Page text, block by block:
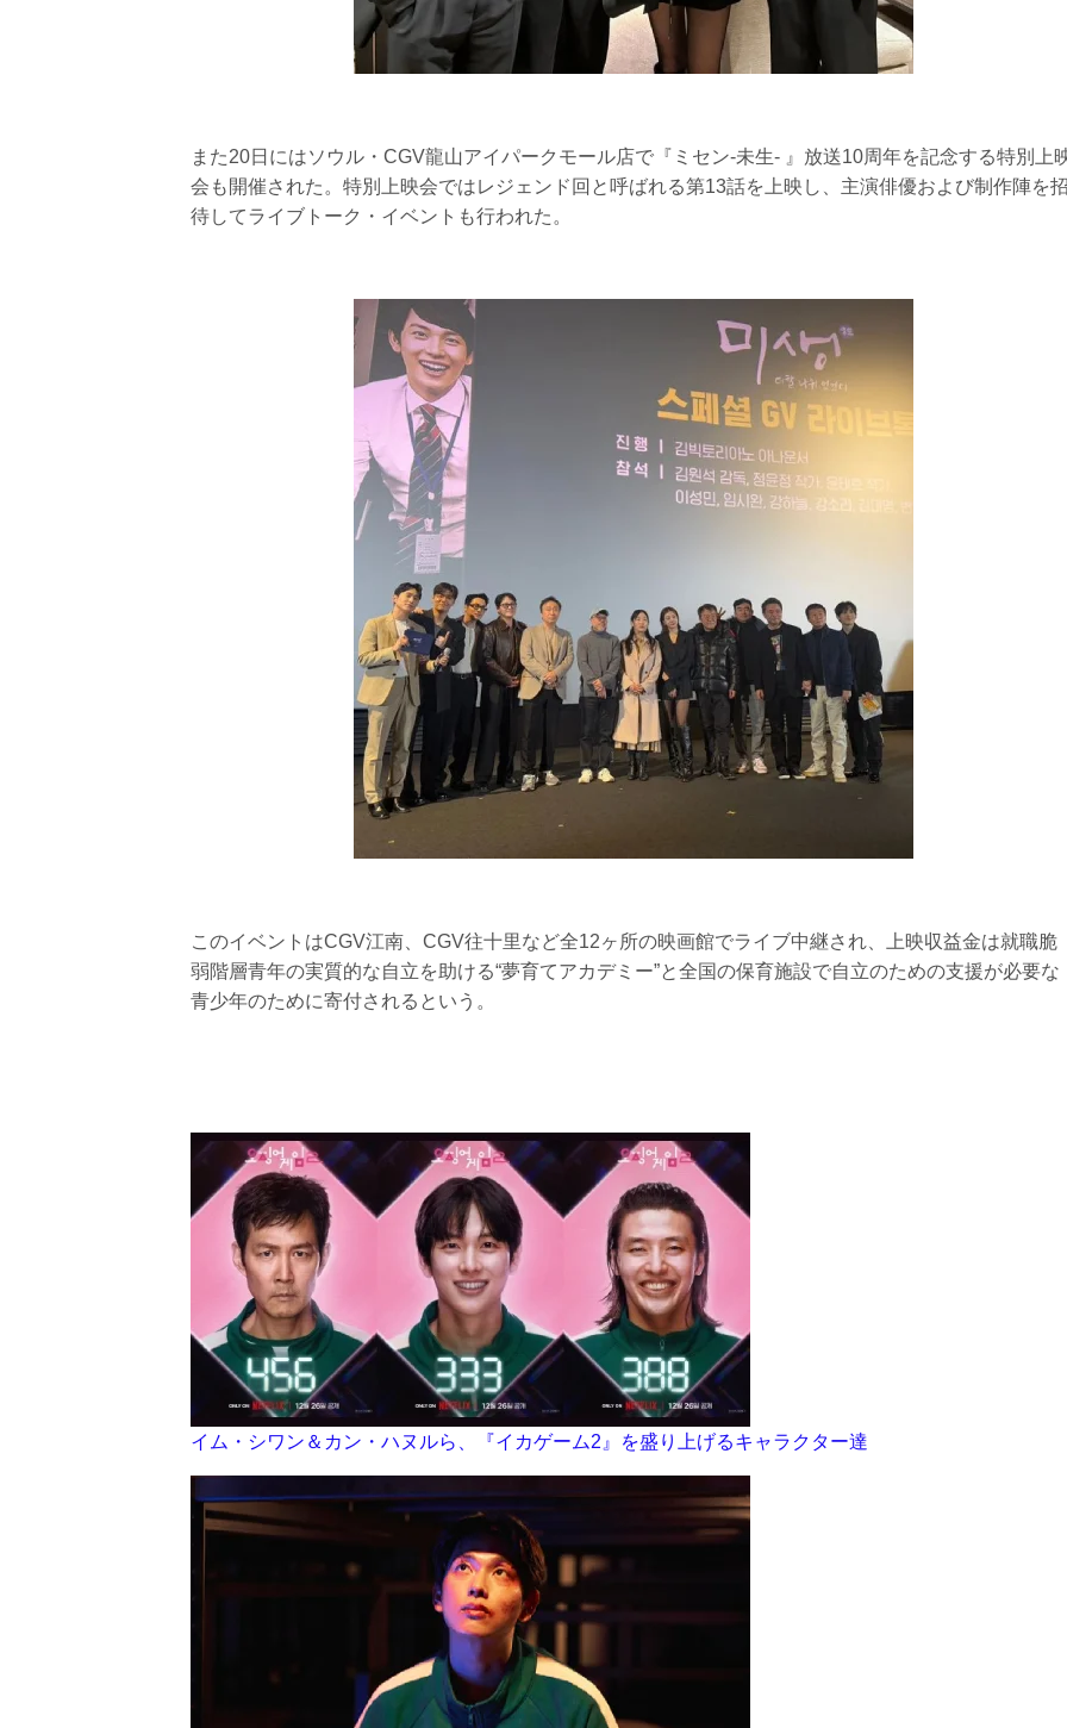
また20日にはソウル・CGV龍山アイパークモール店で『ミセン-未生- 』放送10周年を記念する特別上
会も開催された。特別上映会ではレジェンド回と呼ばれる第13話を上映し、主演俳優および制作陣を
待してライブトーク・イベントも行われた。
このイベントはCGV江南、CGV往十里など全12ヶ所の映画館でライブ中継され、上映収益金は就職脆
弱階層青年の実質的な自立を助ける“夢育てアカデミー”と全国の保育施設で自立のための支援が必要な
青少年のために寄付されるという。
イム・シワン＆カン・ハヌルら、『イカゲーム2』を盛り上げるキャラクター達